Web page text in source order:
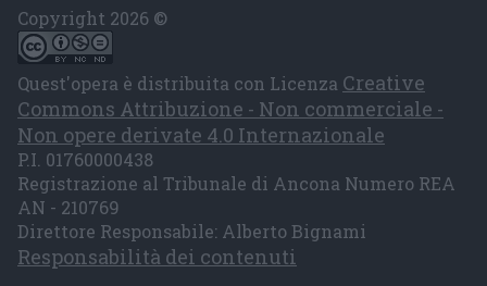
Copyright 2026 ©
Quest'opera è distribuita con Licenza Creative
Commons Attribuzione - Non commerciale -
Non opere derivate 4.0 Internazionale
P.I. 01760000438
Registrazione al Tribunale di Ancona Numero REA
AN - 210769
Direttore Responsabile: Alberto Bignami
Responsabilità dei contenuti